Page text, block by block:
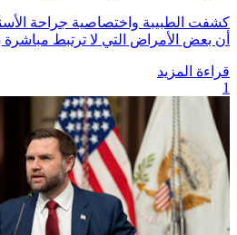
كشفت الطبيبة واختصاصية جراحة
أن بعض الأمراض التي لا ترتبط
قراءة المزيد
1